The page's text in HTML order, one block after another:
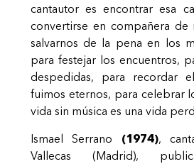
cantautor es encontrar esa
convertirse en compañera de
salvarnos de la pena en los
para festejar los encuentros,
despedidas, para recordar
fuimos eternos, para celebrar
vida sin música es una vida
Ismael Serrano (1974),
Vallecas (Madrid),